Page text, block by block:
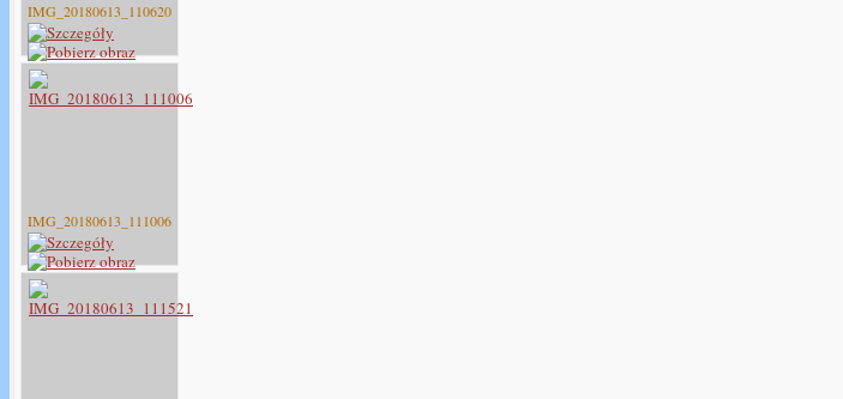
IMG_20180613_110620
IMG_20180613_111006